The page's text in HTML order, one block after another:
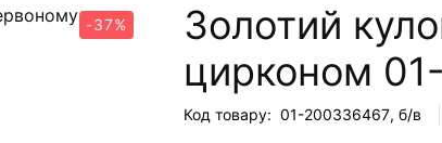
-37%
Золотий
цирконом
Код товару: 01-200336467, б/в